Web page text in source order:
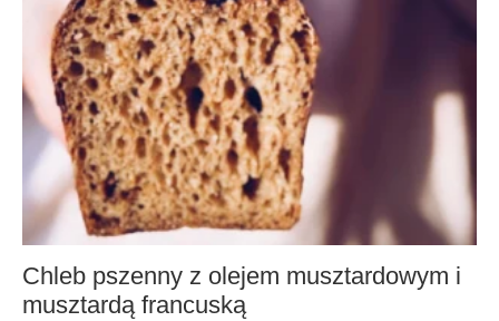
Chleb pszenny z olejem musztardowym i
musztardą francuską